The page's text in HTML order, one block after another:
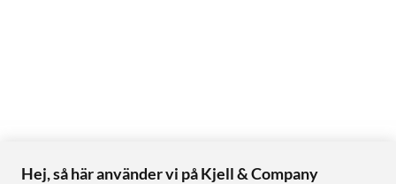
Hej, så här använder vi på Kjell & Company